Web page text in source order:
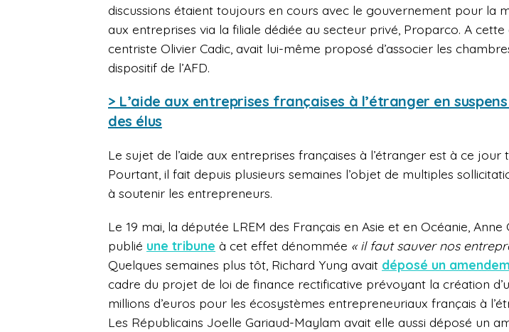
discussions étaient toujours en cours avec le gouvernement pour la
aux entreprises via la filiale dédiée au secteur privé, Proparco. A
centriste Olivier Cadic, avait lui-même proposé d’associer les
dispositif de l’AFD.
> L’aide aux entreprises françaises à l’étranger en
des élus
Le sujet de l’aide aux entreprises françaises à l’étranger est à ce jour
Pourtant, il fait depuis plusieurs semaines l’objet de multiples
à soutenir les entrepreneurs.
Le 19 mai, la députée LREM des Français en Asie et en Océanie, Anne
publié une tribune à cet effet dénommée « il faut sauver nos
Quelques semaines plus tôt, Richard Yung avait déposé un
cadre du projet de loi de finance rectificative prévoyant la création
millions d’euros pour les écosystèmes entrepreneuriaux français à
Les Républicains Joelle Gariaud-Maylam avait elle aussi déposé un